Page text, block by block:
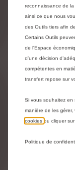
reconnaissance de
ainsi ce que nous
des Outils tiers afin
Certains Outils
de l'Espace
d'une décision
compétentes en
transfert repose sur
Si vous souhaitez en
manière de les
cookies ou cliquer
Politique de